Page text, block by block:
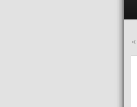
«